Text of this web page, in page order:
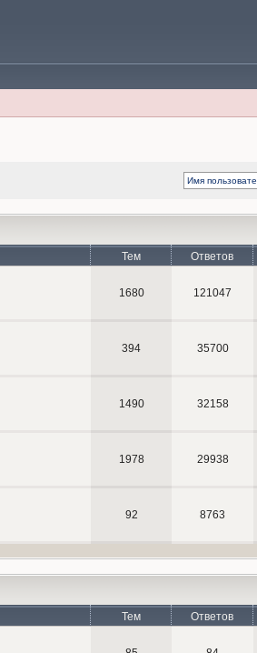
Тем Ответов
1680 121047
394 35700
1490 32158
1978 29938
92 8763
Тем Ответов